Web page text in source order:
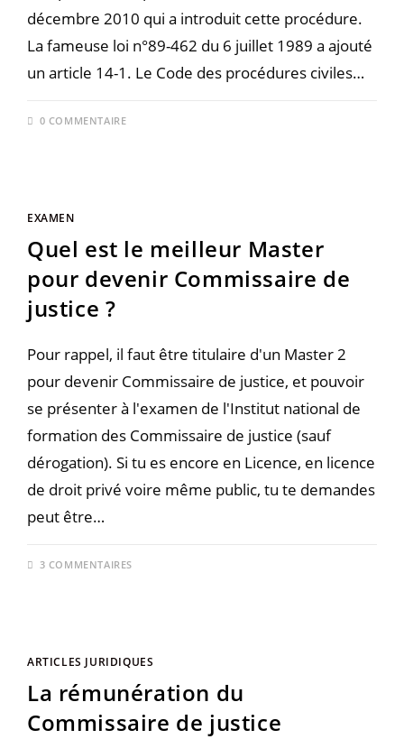
décembre 2010 qui a introduit cette procédure.
La fameuse loi n°89-462 du 6 juillet 1989 a ajouté
un article 14-1. Le Code des procédures civiles…
0 COMMENTAIRE
EXAMEN
Quel est le meilleur Master
pour devenir Commissaire de
justice ?
Pour rappel, il faut être titulaire d'un Master 2
pour devenir Commissaire de justice, et pouvoir
se présenter à l'examen de l'Institut national de
formation des Commissaire de justice (sauf
dérogation). Si tu es encore en Licence, en licence
de droit privé voire même public, tu te demandes
peut être…
3 COMMENTAIRES
ARTICLES JURIDIQUES
La rémunération du
Commissaire de justice